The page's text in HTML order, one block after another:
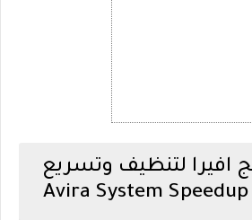
افيرا لتنظيف وتسريع